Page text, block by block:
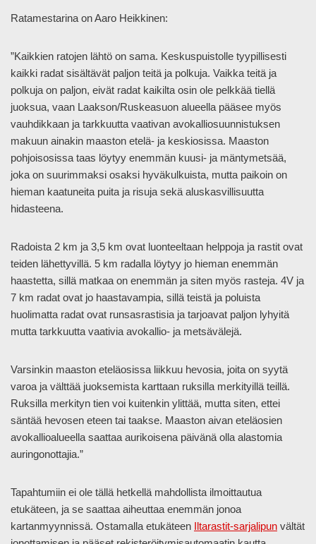
Ratamestarina on Aaro Heikkinen:
”Kaikkien ratojen lähtö on sama. Keskuspuistolle tyypillisesti
kaikki radat sisältävät paljon teitä ja polkuja. Vaikka teitä ja
polkuja on paljon, eivät radat kaikilta osin ole pelkkää tiellä
juoksua, vaan Laakson/Ruskeasuon alueella pääsee myös
vauhdikkaan ja tarkkuutta vaativan avokalliosuunnistuksen
makuun ainakin maaston etelä- ja keskiosissa. Maaston
pohjoisosissa taas löytyy enemmän kuusi- ja mäntymetsää,
joka on suurimmaksi osaksi hyväkulkuista, mutta paikoin on
hieman kaatuneita puita ja risuja sekä aluskasvillisuutta
hidasteena.
Radoista 2 km ja 3,5 km ovat luonteeltaan helppoja ja rastit ovat
teiden lähettyvillä. 5 km radalla löytyy jo hieman enemmän
haastetta, sillä matkaa on enemmän ja siten myös rasteja. 4V ja
7 km radat ovat jo haastavampia, sillä teistä ja poluista
huolimatta radat ovat runsasrastisia ja tarjoavat paljon lyhyitä
mutta tarkkuutta vaativia avokallio- ja metsävälejä.
Varsinkin maaston eteläosissa liikkuu hevosia, joita on syytä
varoa ja välttää juoksemista karttaan ruksilla merkityillä teillä.
Ruksilla merkityn tien voi kuitenkin ylittää, mutta siten, ettei
säntää hevosen eteen tai taakse. Maaston aivan eteläosien
avokallioalueella saattaa aurikoisena päivänä olla alastomia
auringonottajia.”
Tapahtumiin ei ole tällä hetkellä mahdollista ilmoittautua
etukäteen, ja se saattaa aiheuttaa enemmän jonoa
kartanmyynnissä. Ostamalla etukäteen Iltarastit-sarjalipun vältät